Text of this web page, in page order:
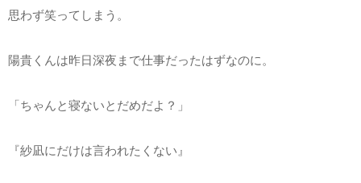
思わず笑ってしまう。
陽貴くんは昨日深夜まで仕事だったはずなのに。
「ちゃんと寝ないとだめだよ？」
『紗凪にだけは言われたくない』